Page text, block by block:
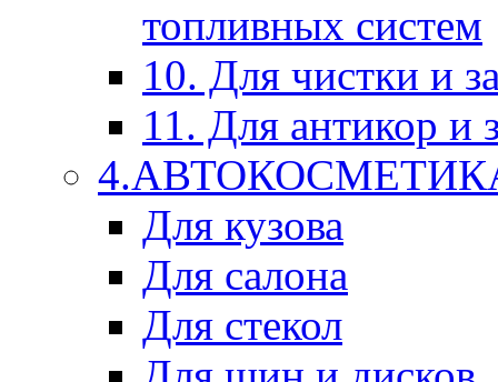
топливных систем
10. Для чистки и
11. Для антикор и
Для кузова
Для салона
Для стекол